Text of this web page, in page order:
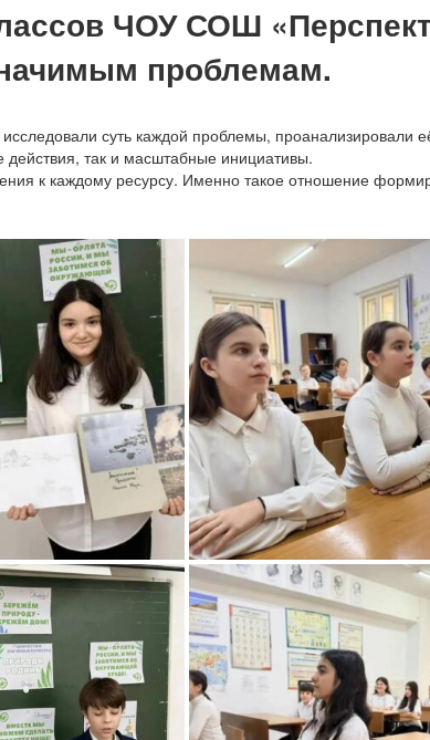
ЧОУ СОШ
проблемам.
суть каждой проблемы, проанализировали
так и масштабные инициативы.
к каждому ресурсу. Именно такое отношение